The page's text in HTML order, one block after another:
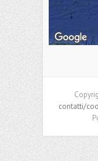
contatti/